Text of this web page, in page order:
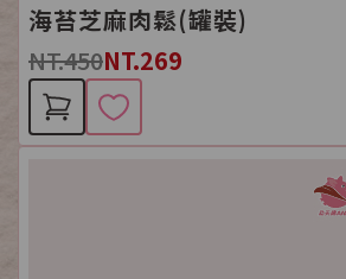
海苔芝麻肉鬆(罐裝)
NT.450NT.269